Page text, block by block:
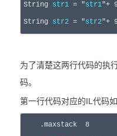
String str1 = "str1"+
String str2 = "str2"+
为了清楚这两行代码的执
码。
第一行代码对应的IL代码如
    .maxstack
8